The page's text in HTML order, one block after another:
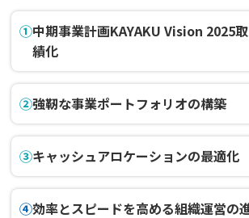
①中期事業計画KAYAKU Vision 2025
績化
②強靭な事業ポートフォリオの構築
③キャッシュアロケーションの最適化
④効率とスピードを高める組織運営の